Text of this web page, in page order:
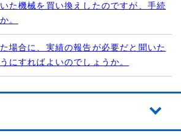
た機械を買い換えしたのですが、手続
。
場合に、実績の報告が必要だと聞いた
にすればよいのでしょうか。